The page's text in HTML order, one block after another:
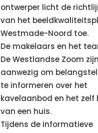
ontwerper licht de
van het
Westmade-Noord toe.
De makelaars en het
De Westlandse Zoom zijn
aanwezig om
te informeren over het
kavelaanbod en het zelf
van een huis.
Tijdens de informatieve